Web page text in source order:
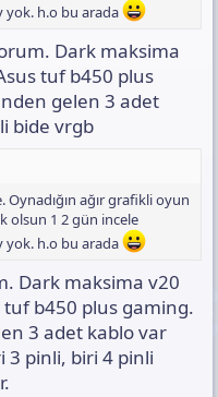
yok. h.o bu arada
Dark maksima
tuf b450 plus
gelen 3 adet
bide vrgb
Oynadığın ağır grafikli oyun
olsun 1 2 gün incele
yok. h.o bu arada
Dark maksima v20
tuf b450 plus gaming.
3 adet kablo var
3 pinli, biri 4 pinli